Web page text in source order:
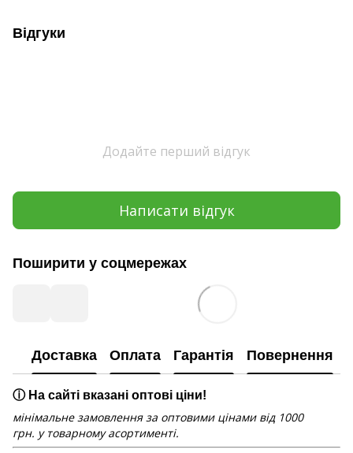
Відгуки
Додайте перший відгук
Написати відгук
Поширити у соцмережах
Доставка Оплата Гарантія Повернення
ⓘ На сайті вказані оптові ціни!
мінімальне замовлення за оптовими цінами від 1000
грн. у товарному асортименті.